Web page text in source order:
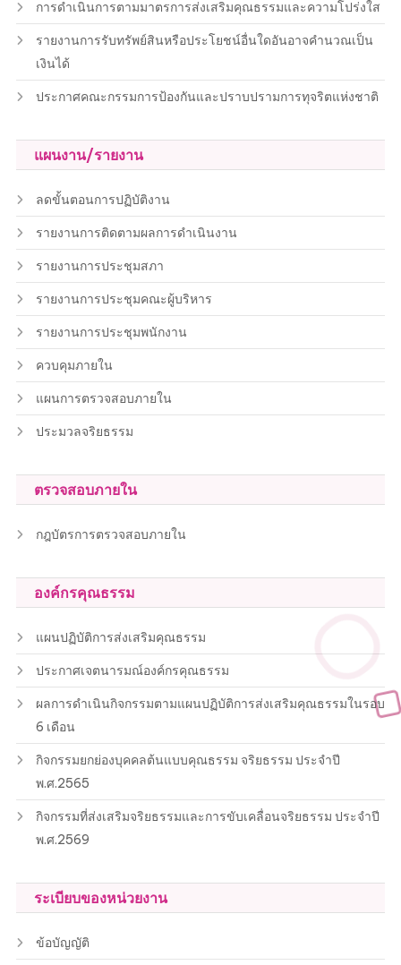
การดำเนินการตามมาตรการส่งเสริมคุณธรรมและความโปร่งใส
รายงานการรับทรัพย์สินหรือประโยชน์อื่นใดอันอาจคำนวณเป็น
เงินได้
ประกาศคณะกรรมการป้องกันและปราบปรามการทุจริตแห่งชาติ
แผนงาน/รายงาน
ลดขั้นตอนการปฏิบัติงาน
รายงานการติดตามผลการดำเนินงาน
รายงานการประชุมสภา
รายงานการประชุมคณะผู้บริหาร
รายงานการประชุมพนักงาน
ควบคุมภายใน
แผนการตรวจสอบภายใน
ประมวลจริยธรรม
ตรวจสอบภายใน
กฎบัตรการตรวจสอบภายใน
องค์กรคุณธรรม
แผนปฏิบัติการส่งเสริมคุณธรรม
ประกาศเจตนารมณ์องค์กรคุณธรรม
ผลการดำเนินกิจกรรมตามแผนปฏิบัติการส่งเสริมคุณธรรมในรอบ
6 เดือน
กิจกรรมยกย่องบุคคลต้นแบบคุณธรรม จริยธรรม ประจำปี
พ.ศ.2565
กิจกรรมที่ส่งเสริมจริยธรรมและการขับเคลื่อนจริยธรรม ประจำปี
พ.ศ.2569
ระเบียบของหน่วยงาน
ข้อบัญญัติ